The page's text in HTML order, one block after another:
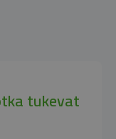
tukevat